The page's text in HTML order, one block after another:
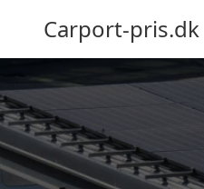
Carport-pris.dk